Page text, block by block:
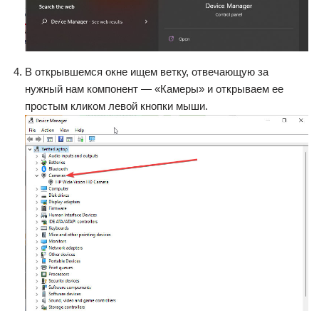
В открывшемся окне ищем ветку, отвечающую за
нужный нам компонент — «Камеры» и открываем ее
простым кликом левой кнопки мыши.